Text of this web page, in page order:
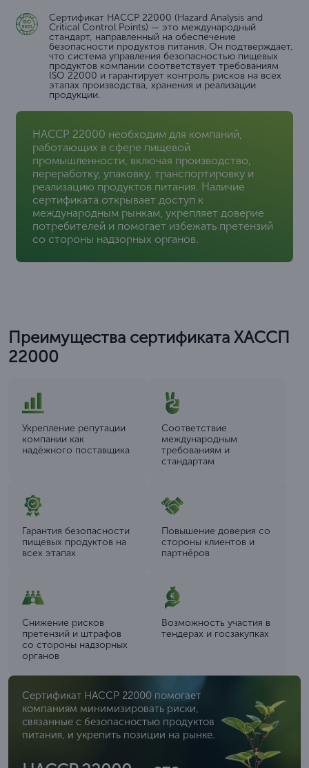
Сертификат HACCP 22000 (Hazard Analysis and
Critical Control Points) — это международный
стандарт, направленный на обеспечение
безопасности продуктов питания. Он подтверждает,
что система управления безопасностью пищевых
продуктов компании соответствует требованиям
ISO 22000 и гарантирует контроль рисков на всех
этапах производства, хранения и реализации
продукции.
HACCP 22000 необходим для компаний,
работающих в сфере пищевой
промышленности, включая производство,
переработку, упаковку, транспортировку и
реализацию продуктов питания. Наличие
сертификата открывает доступ к
международным рынкам, укрепляет доверие
потребителей и помогает избежать претензий
со стороны надзорных органов.
Преимущества сертификата ХАССП
22000
Укрепление репутации
компании как
надёжного поставщика
Соответствие
международным
требованиям и
стандартам
Гарантия безопасности
пищевых продуктов на
всех этапах
Повышение доверия со
стороны клиентов и
партнёров
Снижение рисков
претензий и штрафов
со стороны надзорных
органов
Возможность участия в
тендерах и госзакупках
Сертификат HACCP 22000 помогает
компаниям минимизировать риски,
связанные с безопасностью продуктов
питания, и укрепить позиции на рынке.